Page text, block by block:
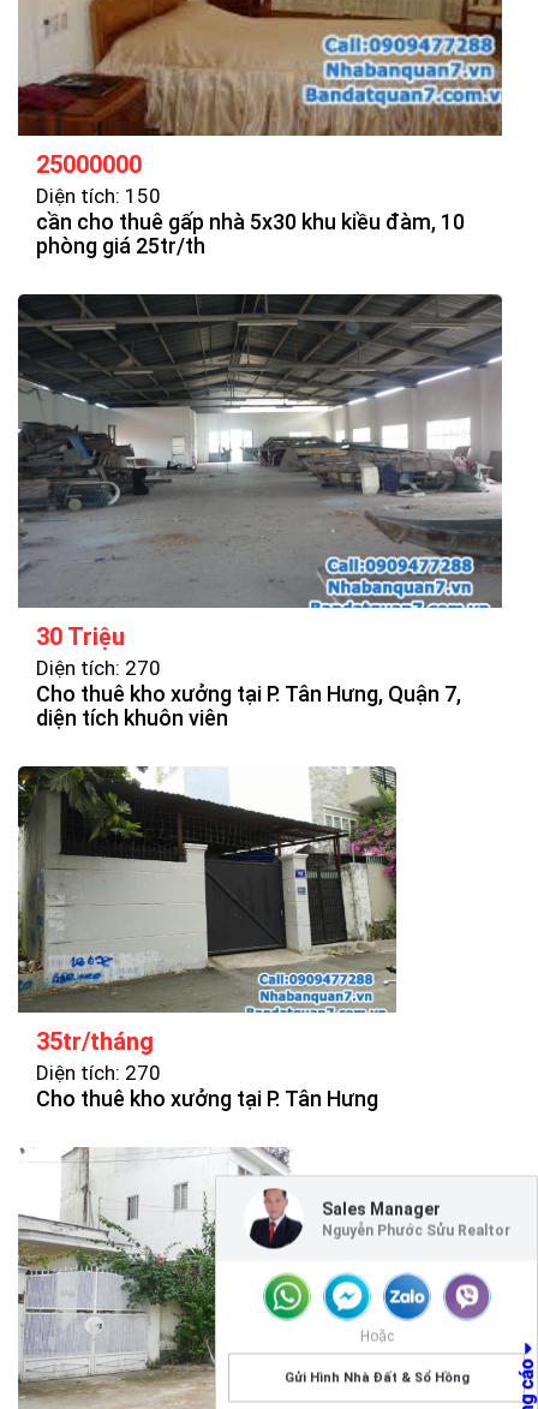
Sales Manager
Nguyễn Phước Sửu Realtor
Hoặc
Gửi Hình Nhà Đất & Sổ Hồng
25000000
Diện tích: 150
cần cho thuê gấp nhà 5x30 khu kiều đàm, 10
phòng giá 25tr/th
30 Triệu
Diện tích: 270
Cho thuê kho xưởng tại P. Tân Hưng, Quận 7,
diện tích khuôn viên
35tr/tháng
Diện tích: 270
Cho thuê kho xưởng tại P. Tân Hưng